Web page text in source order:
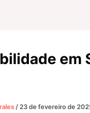
em
/ 23 de fevereiro de